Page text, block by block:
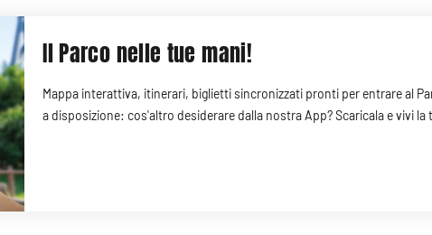
Il Parco nelle tue mani!
Mappa interattiva, itinerari, biglietti sincronizzati pronti per entrare al
a disposizione: cos'altro desiderare dalla nostra App? Scaricala e vivi la